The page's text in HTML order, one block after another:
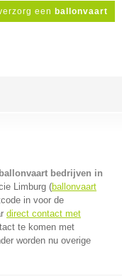
een ballonvaart
ballonvaart bedrijven in
Limburg (ballonvaart
in voor de
direct contact met
te komen met
worden nu overige